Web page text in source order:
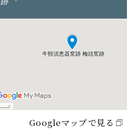
Googleマップで見る